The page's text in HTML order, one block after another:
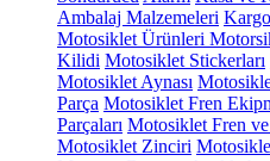
Ambalaj Malzemeleri
Motosiklet Ürünleri
Kilidi Motosiklet Stickerları
Motosiklet Aynası
Parça Motosiklet Fren
Parçaları Motosiklet Fren
Motosiklet Zinciri